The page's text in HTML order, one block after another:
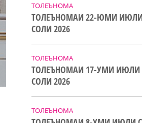
ТОЛЕЪНОМА
ТОЛЕЪНОМАИ 22-ЮМИ ИЮЛИ
СОЛИ 2026
ТОЛЕЪНОМА
ТОЛЕЪНОМАИ 17-УМИ ИЮЛИ
СОЛИ 2026
ТОЛЕЪНОМА